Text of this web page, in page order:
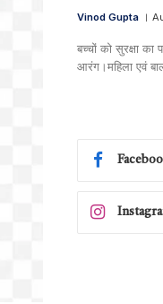
Vinod Gupta
बच्चों को सुरक्षा का
आरंग।महिला एवं